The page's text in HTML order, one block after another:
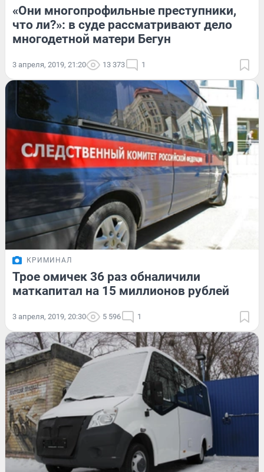
«Они многопрофильные преступники,
что ли?»: в суде рассматривают дело
многодетной матери Бегун
3 апреля, 2019, 21:20 13 373 1
КРИМИНАЛ
Трое омичек 36 раз обналичили
маткапитал на 15 миллионов рублей
3 апреля, 2019, 20:30 5 596 1